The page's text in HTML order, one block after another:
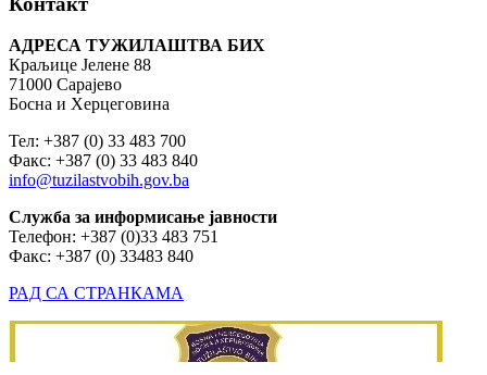
АДРЕСА ТУЖИЛАШТВА БИХ
Краљице Јелене 88
71000 Сарајево
Босна и Херцеговина
Тел: +387 (0) 33 483 700
Факс: +387 (0) 33 483 840
info@tuzilastvobih.gov.ba
Служба за информисање јавности
Телефон: +387 (0)33 483 751
Факс: +387 (0) 33483 840
РАД СА СТРАНКАМА